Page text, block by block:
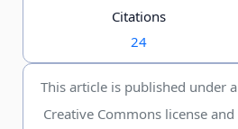
Citations
24
This article is published under a
Creative Commons license and